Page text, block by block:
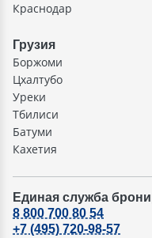
Краснодар
Грузия
Боржоми
Цхалтубо
Уреки
Тбилиси
Батуми
Кахетия
Единая служба
8 800 700 80 54
+7 (495) 720-98-57